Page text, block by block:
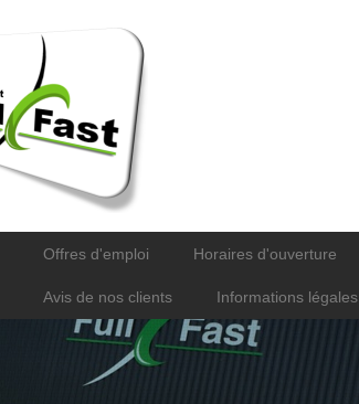
Offres d'emploi Horaires d'ouverture
Avis de nos clients Informations légales